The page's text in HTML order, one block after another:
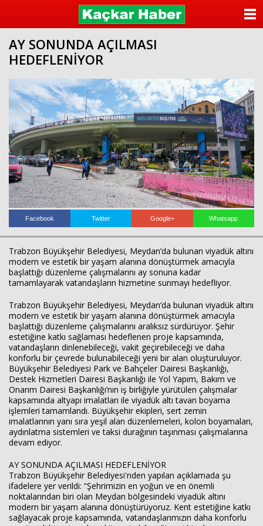
AY SONUNDA AÇILMASI
HEDEFLENİYOR
Facebook Twitter Google+ Whatsapp
Trabzon Büyükşehir Belediyesi, Meydan’da bulunan viyadük altını
modern ve estetik bir yaşam alanına dönüştürmek amacıyla
başlattığı düzenleme çalışmalarını ay sonuna kadar
tamamlayarak vatandaşların hizmetine sunmayı hedefliyor.
Trabzon Büyükşehir Belediyesi, Meydan’da bulunan viyadük altını
modern ve estetik bir yaşam alanına dönüştürmek amacıyla
başlattığı düzenleme çalışmalarını aralıksız sürdürüyor. Şehir
estetiğine katkı sağlaması hedeflenen proje kapsamında,
vatandaşların dinlenebileceği, vakit geçirebileceği ve daha
konforlu bir çevrede bulunabileceği yeni bir alan oluşturuluyor.
Büyükşehir Belediyesi Park ve Bahçeler Dairesi Başkanlığı,
Destek Hizmetleri Dairesi Başkanlığı ile Yol Yapım, Bakım ve
Onarım Dairesi Başkanlığı’nın iş birliğiyle yürütülen çalışmalar
kapsamında altyapı imalatları ile viyadük altı tavan boyama
işlemleri tamamlandı. Büyükşehir ekipleri, sert zemin
imalatlarının yanı sıra yeşil alan düzenlemeleri, kolon boyamaları,
aydınlatma sistemleri ve taksi durağının taşınması çalışmalarına
devam ediyor.
AY SONUNDA AÇILMASI HEDEFLENİYOR
Trabzon Büyükşehir Belediyesi'nden yapılan açıklamada şu
ifadelere yer verildi: “Şehrimizin en yoğun ve en önemli
noktalarından biri olan Meydan bölgesindeki viyadük altını
modern bir yaşam alanına dönüştürüyoruz. Kent estetiğine katkı
sağlayacak proje kapsamında, vatandaşlarımızın daha konforlu
ANASAYFA
ANKETLER
FOTO GALERİ
VİDEO GALERİ
KÜNYE
Haberin Doğru Adresi.